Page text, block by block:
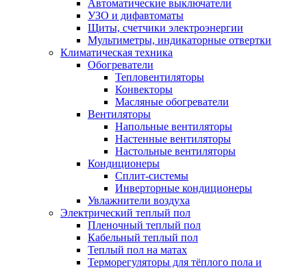
Автоматические выключатели
УЗО и дифавтоматы
Щиты, счетчики электроэнергии
Мультиметры, индикаторные отвертки
Климатическая техника
Обогреватели
Тепловентиляторы
Конвекторы
Масляные обогреватели
Вентиляторы
Напольные вентиляторы
Настенные вентиляторы
Настольные вентиляторы
Кондиционеры
Сплит-системы
Инверторные кондиционеры
Увлажнители воздуха
Электрический теплый пол
Пленочный теплый пол
Кабельный теплый пол
Теплый пол на матах
Терморегуляторы для тёплого пола и